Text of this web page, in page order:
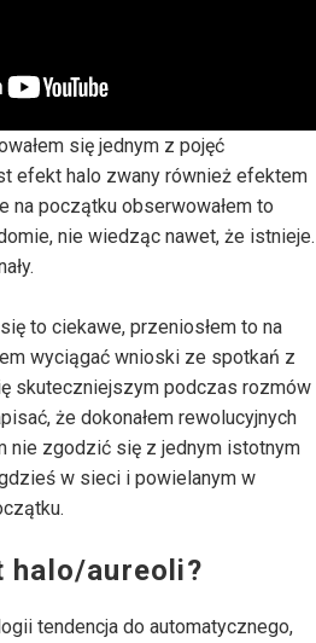
się jednym z pojęć
efekt halo zwany również efektem
na początku obserwowałem to
nie wiedząc nawet, że istnieje.
to ciekawe, przeniosłem to na
wyciągać wnioski ze spotkań z
skuteczniejszym podczas rozmów
że dokonałem rewolucyjnych
nie zgodzić się z jednym istotnym
w sieci i powielanym w
halo/aureoli?
tendencja do automatycznego,